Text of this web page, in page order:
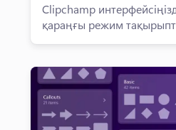
Clipchamp
қараңғы режим